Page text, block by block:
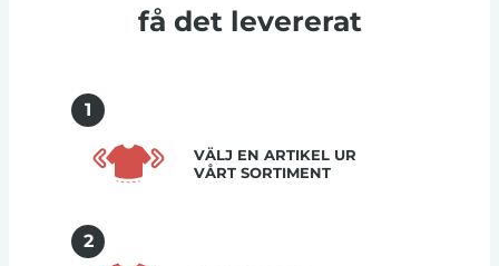
få det levererat
1
VÄLJ EN ARTIKEL UR
VÅRT SORTIMENT
2